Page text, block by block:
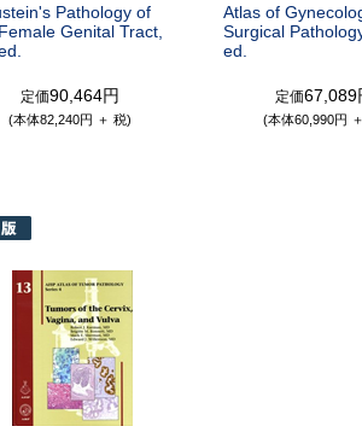
Pathology of
Genital Tract,
定価90,464円
(本体82,240円 ＋ 税)
Atlas of
Surgical
ed.
定価67,089
(本体60,990円